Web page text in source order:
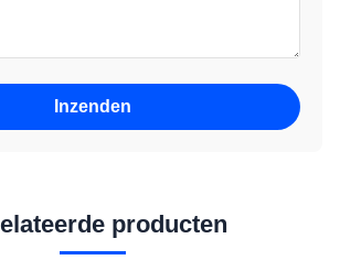
Inzenden
producten